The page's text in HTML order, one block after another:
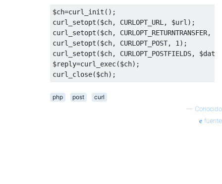
$ch=curl_init ();
curl_setopt ($ch, CURLOPT_URL , $url );
curl_setopt ($ch, CURLOPT_RETURNTRANSFER,
curl_setopt ($ch, CURLOPT_POST, 1 );
curl_setopt ($ch, CURLOPT_POSTFIELDS, $data
$reply=curl_exec($ch);
curl_close($ch);
php post
curl
— Conocido
fuente